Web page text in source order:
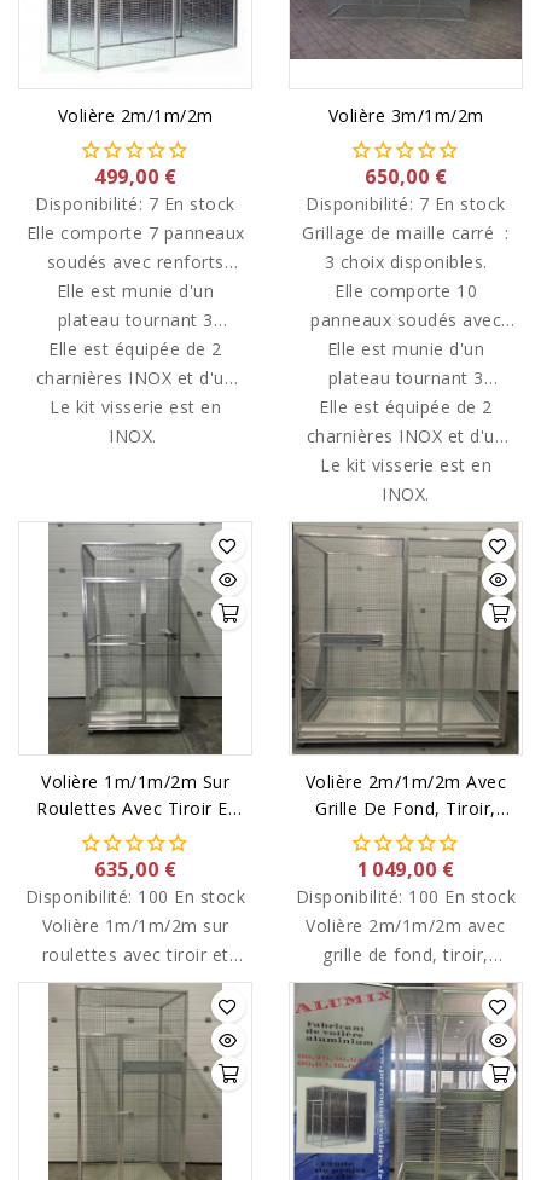
Volière 2m/1m/2m
499,00 €
Disponibilité: 7 En stock
Elle comporte 7 panneaux
soudés avec renforts
latéraux.
Elle est munie d'un
plateau tournant 3
gamelles de diamètre 13
cm.
Elle est équipée de 2
charnières INOX et d'un
loquet.
Le kit visserie est en
INOX.
Volière 3m/1m/2m
650,00 €
Disponibilité: 7 En stock
Grillage de maille carré :
3 choix disponibles.
Elle comporte 10
panneaux soudés avec
renforts latéraux.
Elle est munie d'un
plateau tournant 3
gamelles de diamètre 13
cm.
Elle est équipée de 2
charnières INOX et d'un
loquet.
Le kit visserie est en
INOX.
Volière 1m/1m/2m Sur
Roulettes Avec Tiroir Et
Soubassements
635,00 €
Disponibilité: 100 En stock
Volière 1m/1m/2m sur
roulettes avec tiroir et
soubassements
Volière 2m/1m/2m Avec
Grille De Fond, Tiroir,
Roulettes Et
Soubassements.
1 049,00 €
Disponibilité: 100 En stock
Volière 2m/1m/2m avec
grille de fond, tiroir,
roulettes et
soubassements.